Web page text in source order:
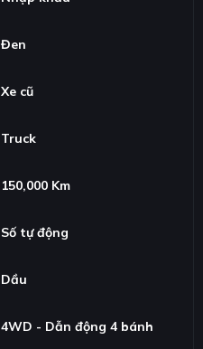
Đen
Xe cũ
Truck
150,000 Km
Số tự động
Dầu
4WD - Dẫn động 4 bánh